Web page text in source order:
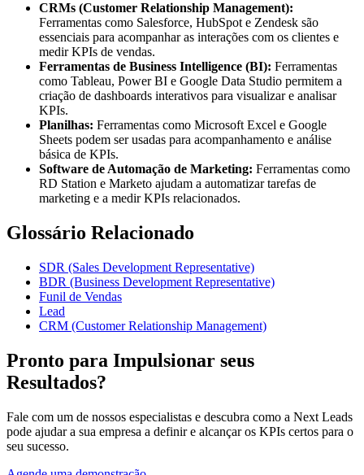
CRMs (Customer Relationship Management):
Ferramentas como Salesforce, HubSpot e Zendesk são
essenciais para acompanhar as interações com os clientes e
medir KPIs de vendas.
Ferramentas de Business Intelligence (BI): Ferramentas
como Tableau, Power BI e Google Data Studio permitem a
criação de dashboards interativos para visualizar e analisar
KPIs.
Planilhas: Ferramentas como Microsoft Excel e Google
Sheets podem ser usadas para acompanhamento e análise
básica de KPIs.
Software de Automação de Marketing: Ferramentas como
RD Station e Marketo ajudam a automatizar tarefas de
marketing e a medir KPIs relacionados.
Glossário Relacionado
SDR (Sales Development Representative)
BDR (Business Development Representative)
Funil de Vendas
Lead
CRM (Customer Relationship Management)
Pronto para Impulsionar seus
Resultados?
Fale com um de nossos especialistas e descubra como a Next Leads
pode ajudar a sua empresa a definir e alcançar os KPIs certos para o
seu sucesso.